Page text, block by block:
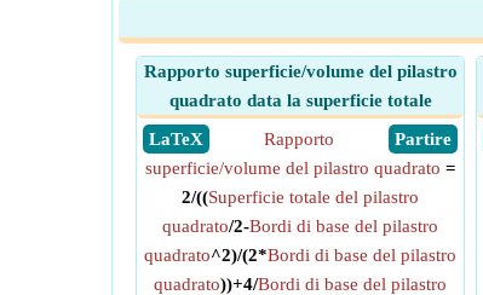
Rapporto superficie/volume del pilastro
quadrato data la superficie totale
​ LaTeX
​ Partire
Rapporto
superficie/volume del pilastro quadrato =
2/((Superficie totale del pilastro
quadrato/2-Bordi di base del pilastro
quadrato^2)/(2*Bordi di base del pilastro
quadrato))+4/Bordi di base del pilastro